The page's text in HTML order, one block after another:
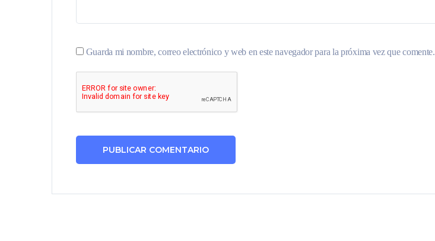
Guarda mi nombre, correo electrónico y web en este navegador para la próxima vez que comente.